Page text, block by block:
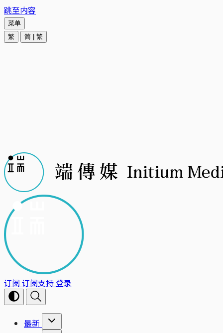
跳至内容
菜单
繁
简 繁
订阅 订阅支持登录
最新